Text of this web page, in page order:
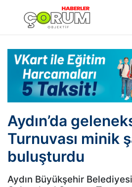
Aydın’da
Turnuvası minik
buluşturdu
Aydın Büyükşehir